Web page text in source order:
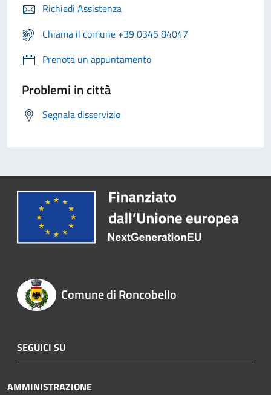
Richiedi Assistenza
Chiama il comune +39 0345 84047
Prenota un appuntamento
Problemi in città
Segnala disservizio
Comune di Roncobello
SEGUICI SU
AMMINISTRAZIONE